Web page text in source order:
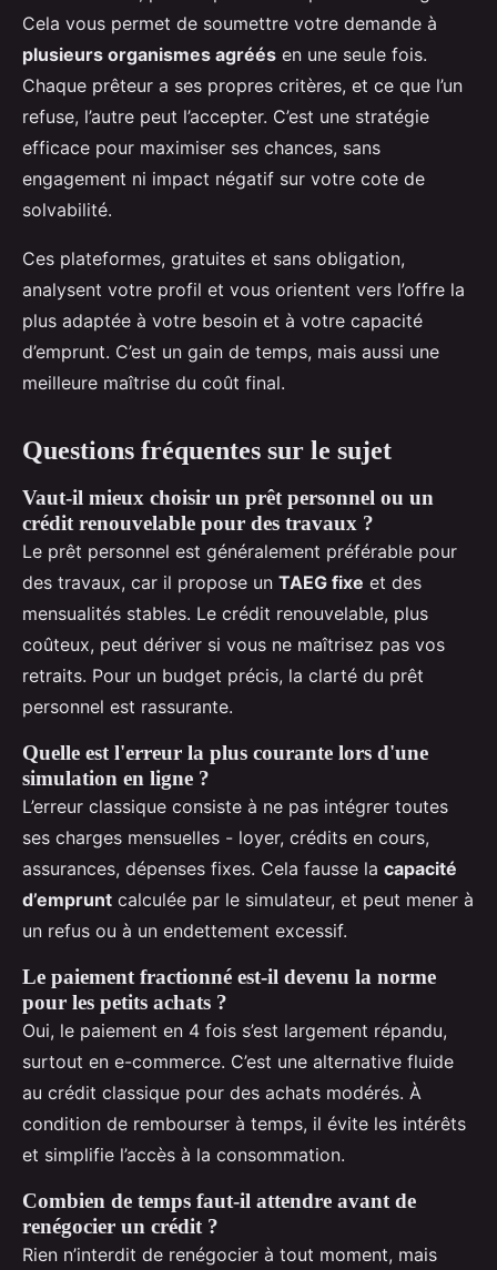
Cela vous permet de soumettre votre demande à
plusieurs organismes agréés en une seule fois.
Chaque prêteur a ses propres critères, et ce que l’un
refuse, l’autre peut l’accepter. C’est une stratégie
efficace pour maximiser ses chances, sans
engagement ni impact négatif sur votre cote de
solvabilité.
Ces plateformes, gratuites et sans obligation,
analysent votre profil et vous orientent vers l’offre la
plus adaptée à votre besoin et à votre capacité
d’emprunt. C’est un gain de temps, mais aussi une
meilleure maîtrise du coût final.
Questions fréquentes sur le sujet
Vaut-il mieux choisir un prêt personnel ou un
crédit renouvelable pour des travaux ?
Le prêt personnel est généralement préférable pour
des travaux, car il propose un TAEG fixe et des
mensualités stables. Le crédit renouvelable, plus
coûteux, peut dériver si vous ne maîtrisez pas vos
retraits. Pour un budget précis, la clarté du prêt
personnel est rassurante.
Quelle est l'erreur la plus courante lors d'une
simulation en ligne ?
L’erreur classique consiste à ne pas intégrer toutes
ses charges mensuelles - loyer, crédits en cours,
assurances, dépenses fixes. Cela fausse la capacité
d’emprunt calculée par le simulateur, et peut mener à
un refus ou à un endettement excessif.
Le paiement fractionné est-il devenu la norme
pour les petits achats ?
Oui, le paiement en 4 fois s’est largement répandu,
surtout en e-commerce. C’est une alternative fluide
au crédit classique pour des achats modérés. À
condition de rembourser à temps, il évite les intérêts
et simplifie l’accès à la consommation.
Combien de temps faut-il attendre avant de
renégocier un crédit ?
Rien n’interdit de renégocier à tout moment, mais